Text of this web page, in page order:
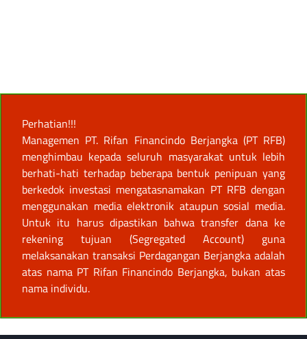
Perhatian!!!
Managemen PT. Rifan Financindo Berjangka (PT RFB)
menghimbau kepada seluruh masyarakat untuk lebih
berhati-hati terhadap beberapa bentuk penipuan yang
berkedok investasi mengatasnamakan PT RFB dengan
menggunakan media elektronik ataupun sosial media.
Untuk itu harus dipastikan bahwa transfer dana ke
rekening tujuan (Segregated Account) guna
melaksanakan transaksi Perdagangan Berjangka adalah
atas nama PT Rifan Financindo Berjangka, bukan atas
nama individu.